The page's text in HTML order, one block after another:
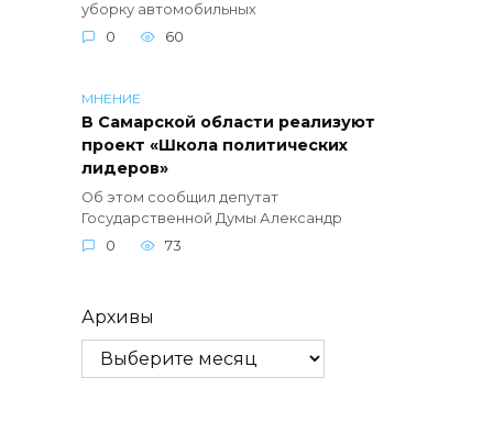
уборку автомобильных
0
60
МНЕНИЕ
В Самарской области реализуют
проект «Школа политических
лидеров»
Об этом сообщил депутат
Государственной Думы Александр
0
73
Архивы